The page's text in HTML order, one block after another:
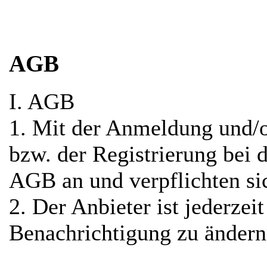
AGB
I. AGB
1. Mit der Anmeldung
bzw. der Registrierung bei
AGB an und verpflichten
2. Der Anbieter ist
Benachrichtigung zu